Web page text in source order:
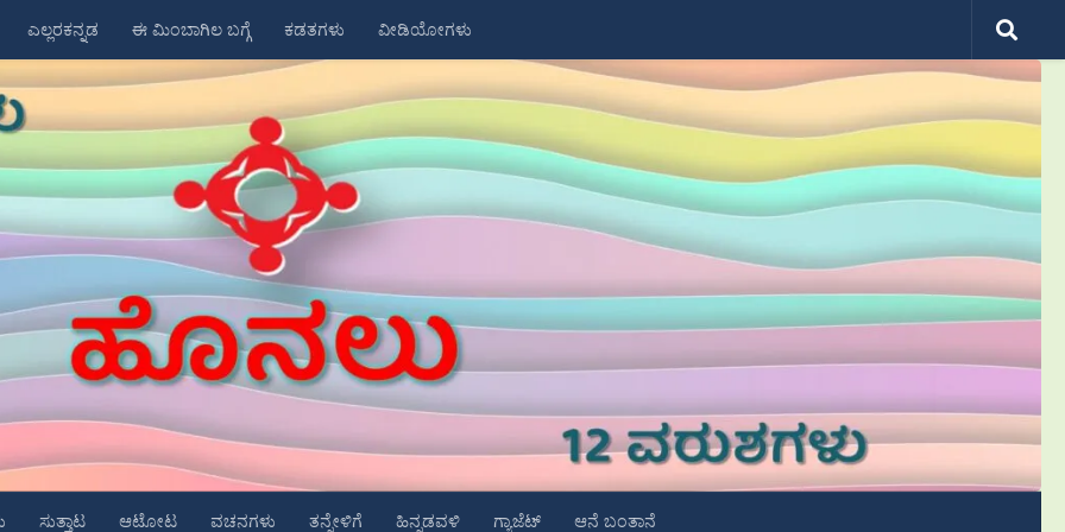
ಎಲ್ಲರಕನ್ನಡ ಈ ಮಿಂಬಾಗಿಲ ಬಗ್ಗೆ ಕಡತಗಳು ವೀಡಿಯೋಗಳು
ಸುತ್ತಾಟ ಆಟೋಟ ವಚನಗಳು ತನ್ನೇಳಿಗೆ ಹಿನ್ನಡವಳಿ ಗ್ಯಾಜೆಟ್ ಆನೆ ಬಂತಾನೆ